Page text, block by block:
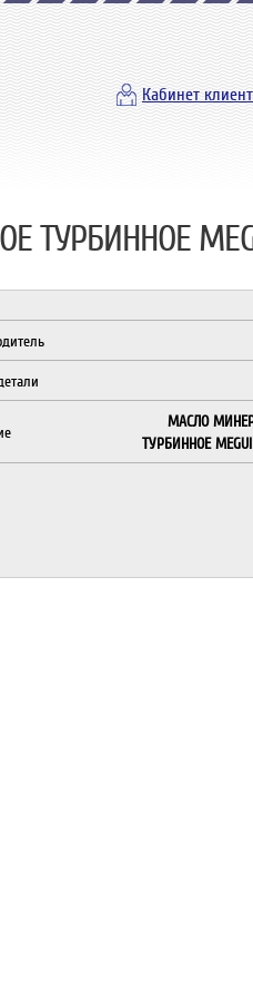
Кабинет
ТУРБИННОЕ
МАСЛО
ТУРБИННОЕ